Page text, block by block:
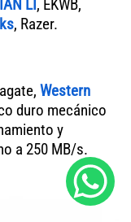
LI, EKWB,
, Razer.
Western
duro mecánico
y
a 250 MB/s.